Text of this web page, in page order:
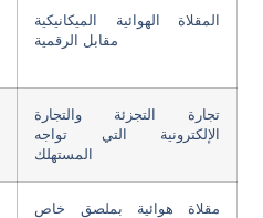
المقلاة الهوائية الميكانيكية
مقابل الرقمية
تجارة التجزئة والتجارة
الإلكترونية التي تواجه
المستهلك
مقلاة هوائية بملصق خاص